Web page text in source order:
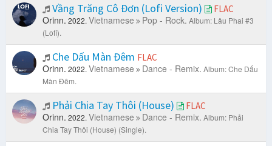
Vầng Trăng Cô Đơn (Lofi Version) FLAC
Orinn. 2022. Vietnamese Pop - Rock. Album: Lâu Phai #3
(Lofi).
Che Dấu Màn Đêm FLAC
Orinn. 2022. Vietnamese Dance - Remix. Album: Che Dấu
Màn Đêm.
Phải Chia Tay Thôi (House) FLAC
Orinn. 2022. Vietnamese Dance - Remix. Album: Phải
Chia Tay Thôi (House) (Single).